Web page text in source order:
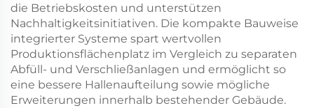
die Betriebskosten und unterstützen
Nachhaltigkeitsinitiativen. Die kompakte Bauweise
integrierter Systeme spart wertvollen
Produktionsflächenplatz im Vergleich zu separaten
Abfüll- und Verschließanlagen und ermöglicht so
eine bessere Hallenaufteilung sowie mögliche
Erweiterungen innerhalb bestehender Gebäude.